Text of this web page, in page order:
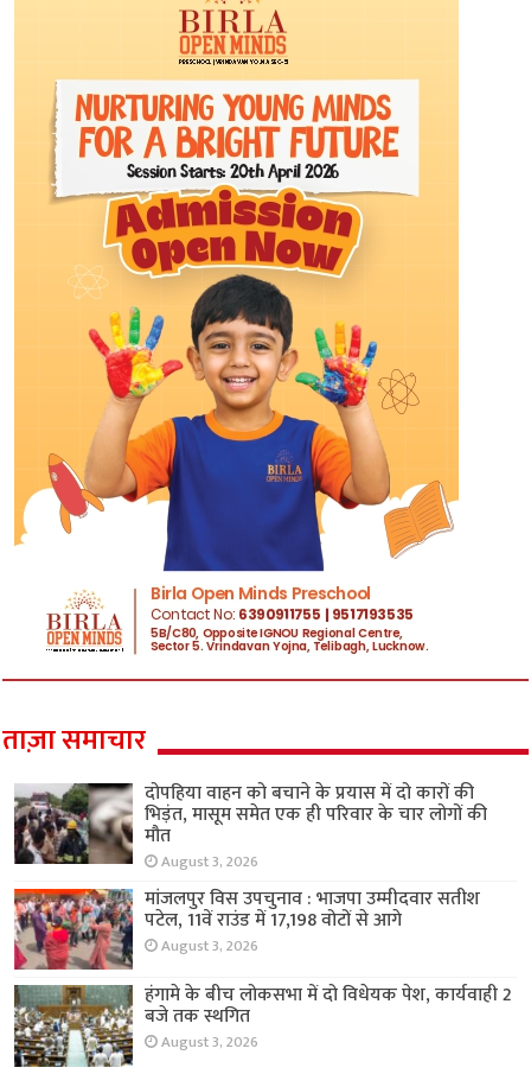
ताज़ा समाचार
दोपहिया वाहन को बचाने के प्रयास में दो कारों की
भिड़ंत, मासूम समेत एक ही परिवार के चार लोगों की
मौत
August 3, 2026
मांजलपुर विस उपचुनाव : भाजपा उम्मीदवार सतीश
पटेल, 11वें राउंड में 17,198 वोटों से आगे
August 3, 2026
हंगामे के बीच लोकसभा में दो विधेयक पेश, कार्यवाही 2
बजे तक स्थगित
August 3, 2026